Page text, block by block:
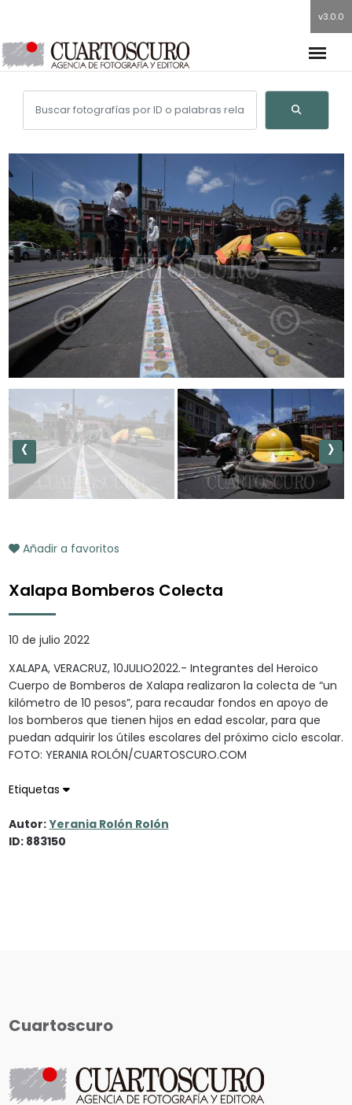
v3.0.0
‹ ›
Añadir a favoritos
Xalapa Bomberos Colecta
10 de julio 2022
XALAPA, VERACRUZ, 10JULIO2022.- Integrantes del Heroico
Cuerpo de Bomberos de Xalapa realizaron la colecta de “un
kilómetro de 10 pesos”, para recaudar fondos en apoyo de
los bomberos que tienen hijos en edad escolar, para que
puedan adquirir los útiles escolares del próximo ciclo escolar.
FOTO: YERANIA ROLÓN/CUARTOSCURO.COM
Etiquetas
Autor: Yerania Rolón Rolón
ID: 883150
Cuartoscuro